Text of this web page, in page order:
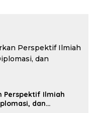
Perspektif Ilmiah
dan